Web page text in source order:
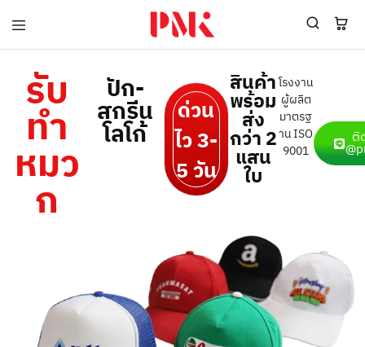
PMK
ผู้
ผลิต
สินค้า
สร้าง
แบรนด์
เสื้อ
ผู้
เสื้อ
โปโล
ยูนิฟอร์ม
บริษัท
มาตรฐาน
ISO9001
อุตสาหกรรม
รับ
ทำ
หมว
ก
ปัก-
สกรีน
โลโก้
ด่วน
ไว 3-
5 วัน
สินค้า
พร้อม
ส่ง
กว่า 2
แสน
ใบ
โรงงาน
ผู้ผลิต
มาตรฐ
าน ISO
9001
ติ